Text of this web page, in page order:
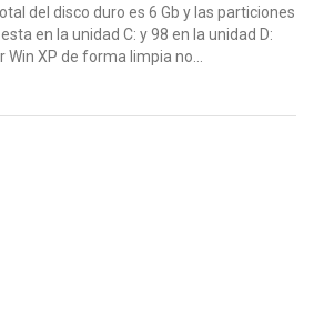
del disco duro es 6 Gb y las particiones
en la unidad C: y 98 en la unidad D:
XP de forma limpia no...